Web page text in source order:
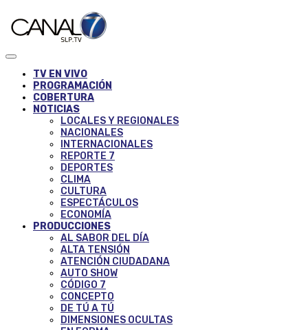
TV EN VIVO
PROGRAMACIÓN
COBERTURA
NOTICIAS
LOCALES Y REGIONALES
NACIONALES
INTERNACIONALES
REPORTE 7
DEPORTES
CLIMA
CULTURA
ESPECTÁCULOS
ECONOMÍA
PRODUCCIONES
AL SABOR DEL DÍA
ALTA TENSIÓN
ATENCIÓN CIUDADANA
AUTO SHOW
CÓDIGO 7
CONCEPTO
DE TÚ A TÚ
DIMENSIONES OCULTAS